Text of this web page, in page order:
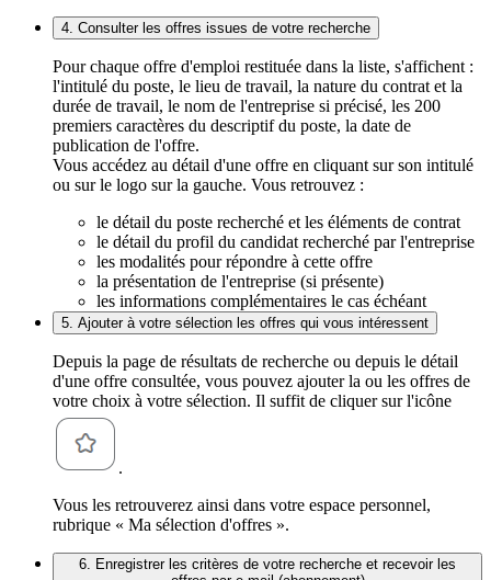
4. Consulter les offres issues de votre recherche
Pour chaque offre d'emploi restituée dans la liste, s'affichent :
l'intitulé du poste, le lieu de travail, la nature du contrat et la
durée de travail, le nom de l'entreprise si précisé, les 200
premiers caractères du descriptif du poste, la date de
publication de l'offre.
Vous accédez au détail d'une offre en cliquant sur son intitulé
ou sur le logo sur la gauche. Vous retrouvez :
le détail du poste recherché et les éléments de contrat
le détail du profil du candidat recherché par l'entreprise
les modalités pour répondre à cette offre
la présentation de l'entreprise (si présente)
les informations complémentaires le cas échéant
5. Ajouter à votre sélection les offres qui vous intéressent
Depuis la page de résultats de recherche ou depuis le détail
d'une offre consultée, vous pouvez ajouter la ou les offres de
votre choix à votre sélection. Il suffit de cliquer sur l'icône
.
Vous les retrouverez ainsi dans votre espace personnel,
rubrique « Ma sélection d'offres ».
6. Enregistrer les critères de votre recherche et recevoir les